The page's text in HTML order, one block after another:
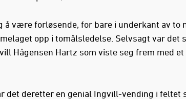
å være forløsende, for bare i underkant av to
opp i tomålsledelse. Selvsagt var det
Hågensen Hartz som viste seg frem med et
det deretter en genial Ingvill-vending i feltet